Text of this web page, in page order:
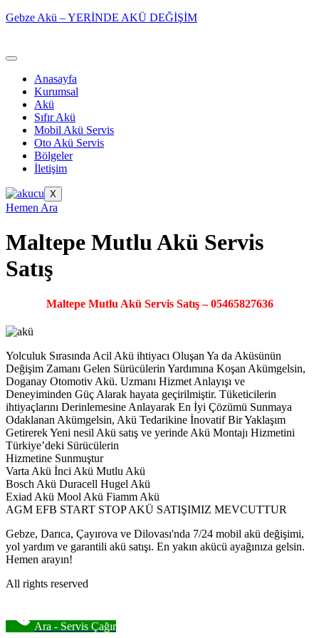
Gebze Akü – YERİNDE AKÜ DEĞİŞİM
Anasayfa
Kurumsal
Akü
Sıfır Akü
Mobil Akü Servis
Oto Akü Servis
Bölgeler
İletişim
X
Hemen Ara
Maltepe Mutlu Akü Servis
Satış
Maltepe Mutlu Akü Servis Satış – 05465827636
Yolculuk Sırasında Acil Akü ihtiyacı Oluşan Ya da Aküsünün
Değişim Zamanı Gelen Sürücülerin Yardımına Koşan Akümgelsin,
Doganay Otomotiv Akü. Uzmanı Hizmet Anlayışı ve
Deneyiminden Güç Alarak hayata geçirilmiştir. Tüketicilerin
ihtiyaçlarını Derinlemesine Anlayarak En İyi Çözümü Sunmaya
Odaklanan Akümgelsin, Akü Tedarikine İnovatif Bir Yaklaşım
Getirerek Yeni nesil Akü satış ve yerinde Akü Montajı Hizmetini
Türkiye’deki Sürücülerin
Hizmetine Sunmuştur
Varta Akü İnci Akü Mutlu Akü
Bosch Akü Duracell Hugel Akü
Exiad Akü Mool Akü Fiamm Akü
AGM EFB START STOP AKÜ SATIŞIMIZ MEVCUTTUR
Gebze, Darıca, Çayırova ve Dilovası'nda 7/24 mobil akü değişimi,
yol yardım ve garantili akü satışı. En yakın akücü ayağınıza gelsin.
Hemen arayın!
All rights reserved
Ara - Servis Çağır